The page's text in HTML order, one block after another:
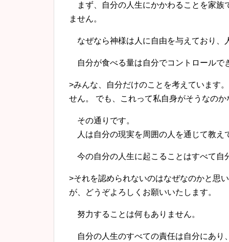
まず、自分の人生にかかわることを家族
ません。
なぜなら神様は人に自由を与えており、
自分が食べる量は自分でコントロールで
>みんな、自分だけのことを考えています
せん。 でも、これって私自身がそうなの
その通りです。
人は自分の現実を周囲の人を通じて教え
今の自分の人生に起こることはすべて自
>それを認められないのはなぜなのかと思
が、どうぞよろしくお願いいたします。
努力することは何もありません。
自分の人生のすべての責任は自分にあり